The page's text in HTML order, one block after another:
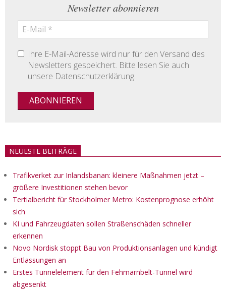
Newsletter abonnieren
Ihre E-Mail-Adresse wird nur für den Versand des
Newsletters gespeichert. Bitte lesen Sie auch
unsere Datenschutzerklärung.
NEUESTE BEITRÄGE
Trafikverket zur Inlandsbanan: kleinere Maßnahmen jetzt –
größere Investitionen stehen bevor
Tertialbericht für Stockholmer Metro: Kostenprognose erhöht
sich
KI und Fahrzeugdaten sollen Straßenschäden schneller
erkennen
Novo Nordisk stoppt Bau von Produktionsanlagen und kündigt
Entlassungen an
Erstes Tunnelelement für den Fehmarnbelt-Tunnel wird
abgesenkt